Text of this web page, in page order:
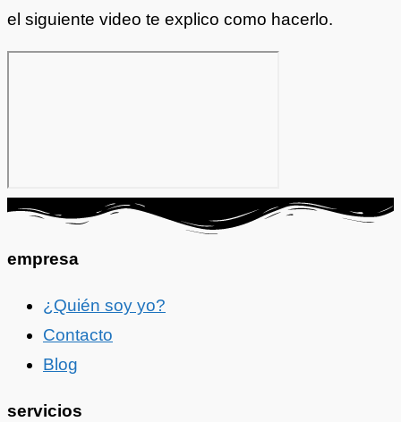
el siguiente video te explico como hacerlo.
empresa
¿Quién soy yo?
Contacto
Blog
servicios